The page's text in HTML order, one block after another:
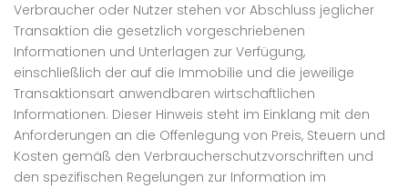
Verbraucher oder Nutzer stehen vor Abschluss jeglicher
Transaktion die gesetzlich vorgeschriebenen
Informationen und Unterlagen zur Verfügung,
einschließlich der auf die Immobilie und die jeweilige
Transaktionsart anwendbaren wirtschaftlichen
Informationen. Dieser Hinweis steht im Einklang mit den
Anforderungen an die Offenlegung von Preis, Steuern und
Kosten gemäß den Verbraucherschutzvorschriften und
den spezifischen Regelungen zur Information im